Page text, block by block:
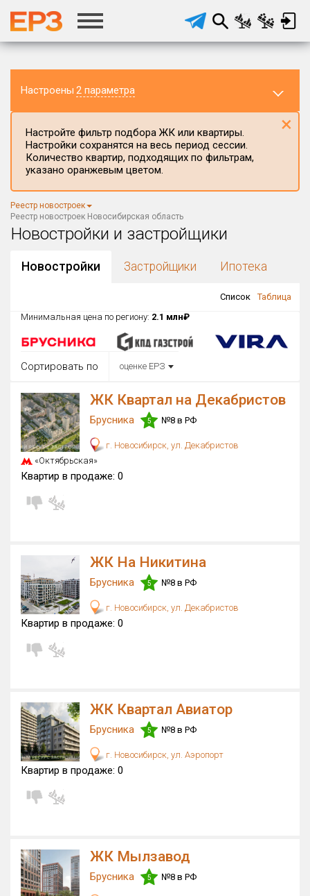
Настроены 2 параметра
Новосибирская область
Район в регионе
Все
Район в городе
Цена
от
Общая площадь, м²
от
Срок сдачи
Кол-во комнат
с продажами
Рейтинг ЕРЗ
Найдено:
Многоквартирных домов
Блокированных домов
Домов с апартаментами
Настройте фильтр подбора ЖК или квартиры.
Настройки сохранятся на весь период сессии.
Количество квартир, подходящих по фильтрам,
указано оранжевым цветом.
×
Реестр новостроек
Реестр новостроек Новосибирская область
Новостройки и застройщики
Новостройки Застройщики Ипотека
Список
Таблица
Минимальная цена по региону: 2.1 млн₽
Сортировать по оценке ЕРЗ
ЖК Квартал на Декабристов
Брусника 5 №8 в РФ
г. Новосибирск, ул. Декабристов
«Октябрьская»
Квартир в продаже: 0
ЖК На Никитина
Брусника 5 №8 в РФ
г. Новосибирск, ул. Декабристов
Квартир в продаже: 0
ЖК Квартал Авиатор
Брусника 5 №8 в РФ
г. Новосибирск, ул. Аэропорт
Квартир в продаже: 0
ЖК Мылзавод
Брусника 5 №8 в РФ